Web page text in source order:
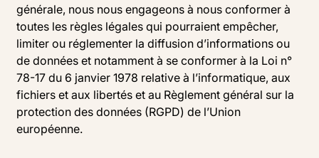
générale, nous nous engageons à nous conformer à
toutes les règles légales qui pourraient empêcher,
limiter ou réglementer la diffusion d’informations ou
de données et notamment à se conformer à la Loi n°
78-17 du 6 janvier 1978 relative à l’informatique, aux
fichiers et aux libertés et au Règlement général sur la
protection des données (RGPD) de l’Union
européenne.